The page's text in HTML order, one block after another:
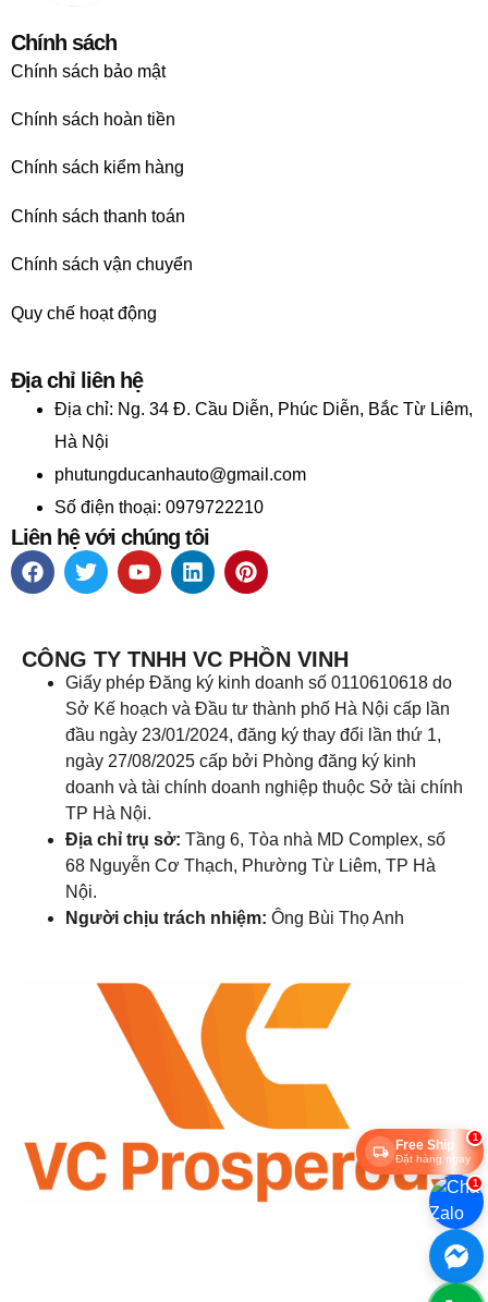
Chính sách
Chính sách bảo mật
Chính sách hoàn tiền
Chính sách kiểm hàng
Chính sách thanh toán
Chính sách vận chuyển
Quy chế hoạt động
Địa chỉ liên hệ
Địa chỉ: Ng. 34 Đ. Cầu Diễn, Phúc Diễn, Bắc Từ Liêm,
Hà Nội
phutungducanhauto@gmail.com
Số điện thoại: 0979722210
Liên hệ với chúng tôi
CÔNG TY TNHH VC PHỒN VINH
Giấy phép Đăng ký kinh doanh số 0110610618 do
Sở Kế hoạch và Đầu tư thành phố Hà Nội cấp lần
đầu ngày 23/01/2024, đăng ký thay đổi lần thứ 1,
ngày 27/08/2025 cấp bởi Phòng đăng ký kinh
doanh và tài chính doanh nghiệp thuộc Sở tài chính
TP Hà Nội.
Địa chỉ trụ sở: Tầng 6, Tòa nhà MD Complex, số
68 Nguyễn Cơ Thạch, Phường Từ Liêm, TP Hà
Nội.
Người chịu trách nhiệm: Ông Bùi Thọ Anh
1
Free Ship
Đặt hàng ngay
1